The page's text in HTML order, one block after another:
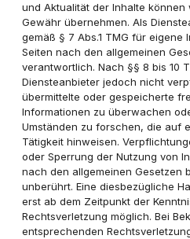
und Aktualität der Inhalte können
Gewähr übernehmen. Als
gemäß § 7 Abs.1 TMG für eigene
Seiten nach den allgemeinen
verantwortlich. Nach §§ 8 bis 10
Diensteanbieter jedoch nicht
übermittelte oder gespeicherte
Informationen zu überwachen
Umständen zu forschen, die auf
Tätigkeit hinweisen.
oder Sperrung der Nutzung von
nach den allgemeinen Gesetzen
unberührt. Eine diesbezügliche
erst ab dem Zeitpunkt der
Rechtsverletzung möglich. Bei
entsprechenden